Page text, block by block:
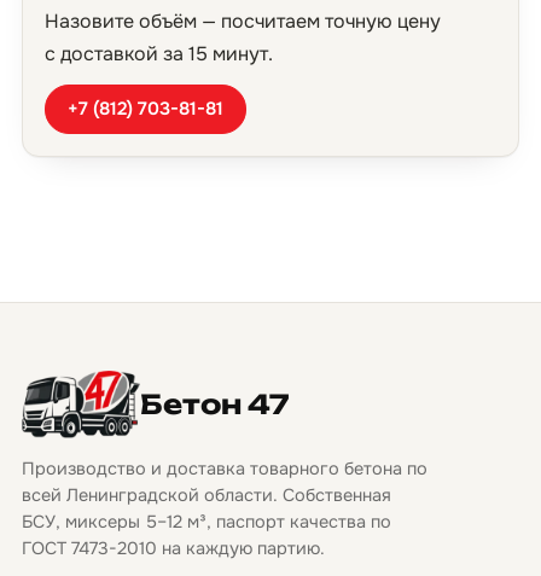
Назовите объём — посчитаем точную цену
с доставкой за 15 минут.
+7 (812) 703-81-81
Бетон 47
Производство и доставка товарного бетона по
всей Ленинградской области. Собственная
БСУ, миксеры 5–12 м³, паспорт качества по
ГОСТ 7473-2010 на каждую партию.